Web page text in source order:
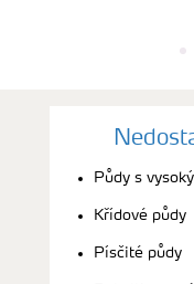
Půdy s
Křídové půdy
Písčité půdy